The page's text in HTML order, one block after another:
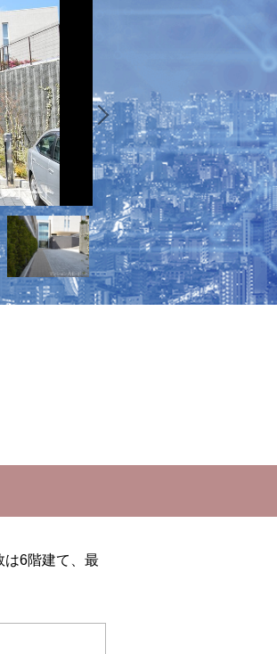
は6階建て、最